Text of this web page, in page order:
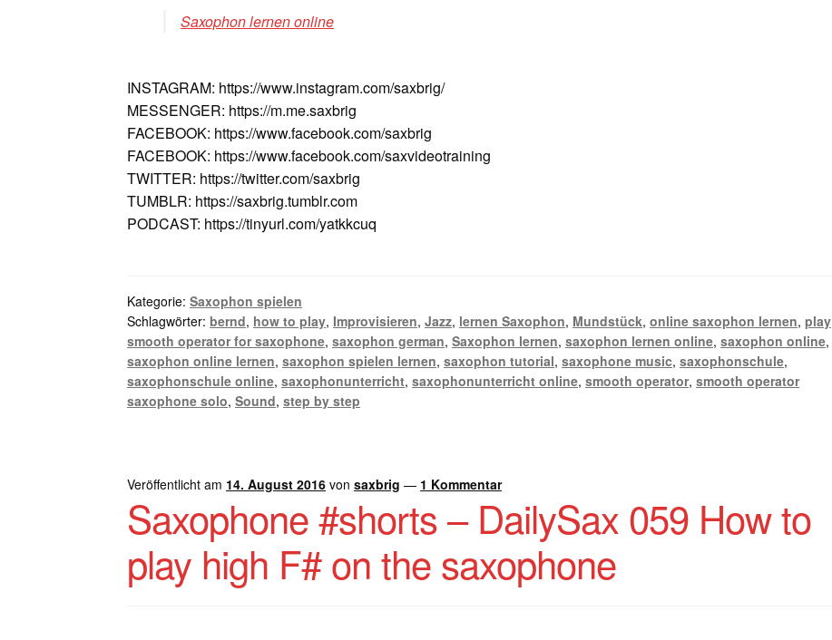
Saxophon lernen online
INSTAGRAM: https://www.instagram.com/saxbrig/
MESSENGER: https://m.me.saxbrig
FACEBOOK: https://www.facebook.com/saxbrig
FACEBOOK: https://www.facebook.com/saxvideotraining
TWITTER: https://twitter.com/saxbrig
TUMBLR: https://saxbrig.tumblr.com
PODCAST: https://tinyurl.com/yatkkcuq
Kategorie:Saxophon spielen
Schlagwörter:bernd, how to play, Improvisieren,Jazz, lernen Saxophon, Mundstück,online saxophon lernen,play
smooth operator for saxophone,saxophon german,Saxophon lernen,saxophon lernen online,saxophon online,
saxophon online lernen,saxophon spielen lernen,saxophon tutorial,saxophone music,saxophonschule,
saxophonschule online,saxophonunterricht,saxophonunterricht online,smooth operator,smooth operator
saxophone solo,Sound,step by step
Veröffentlicht am 14. August 2016 vonsaxbrig — 1 Kommentar
Saxophone #shorts – DailySax 059 How to
play high F# on the saxophone